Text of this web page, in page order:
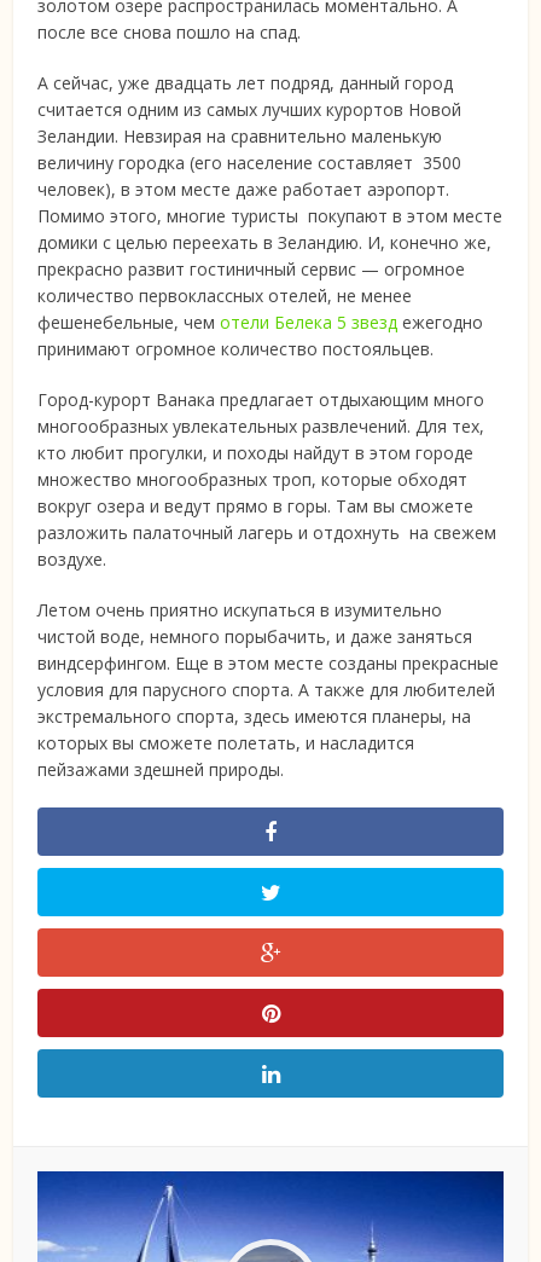
золотом озере распространилась моментально. А
после все снова пошло на спад.
А сейчас, уже двадцать лет подряд, данный город
считается одним из самых лучших курортов Новой
Зеландии. Невзирая на сравнительно маленькую
величину городка (его население составляет 3500
человек), в этом месте даже работает аэропорт.
Помимо этого, многие туристы покупают в этом месте
домики с целью переехать в Зеландию. И, конечно же,
прекрасно развит гостиничный сервис — огромное
количество первоклассных отелей, не менее
фешенебельные, чемотели Белека 5 звезд ежегодно
принимают огромное количество постояльцев.
Город-курорт Ванака предлагает отдыхающим много
многообразных увлекательных развлечений. Для тех,
кто любит прогулки, и походы найдут в этом городе
множество многообразных троп, которые обходят
вокруг озера и ведут прямо в горы. Там вы сможете
разложить палаточный лагерь и отдохнуть на свежем
воздухе.
Летом очень приятно искупаться в изумительно
чистой воде, немного порыбачить, и даже заняться
виндсерфингом. Еще в этом месте созданы прекрасные
условия для парусного спорта. А также для любителей
экстремального спорта, здесь имеются планеры, на
которых вы сможете полетать, и насладится
пейзажами здешней природы.